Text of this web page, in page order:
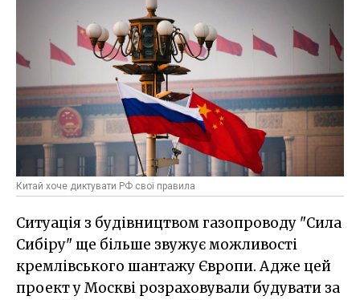
Китай хоче диктувати РФ свої правила
Ситуація з будівництвом газопроводу "Сила
Сибіру" ще більше звужує можливості
кремлівського шантажу Європи. Адже цей
проект у Москві розраховували будувати за